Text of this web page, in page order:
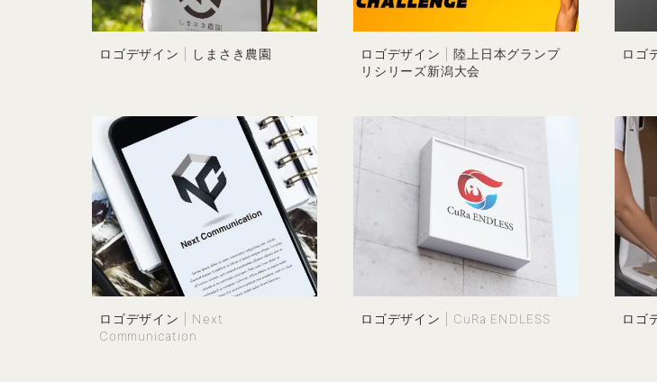
ロゴデザイン | しまさき農園
ロゴデザイン | 陸上日本グランプ
リシリーズ新潟大会
ロゴ
ロゴデザイン | Next
Communication
ロゴデザイン | CuRa ENDLESS ロゴ